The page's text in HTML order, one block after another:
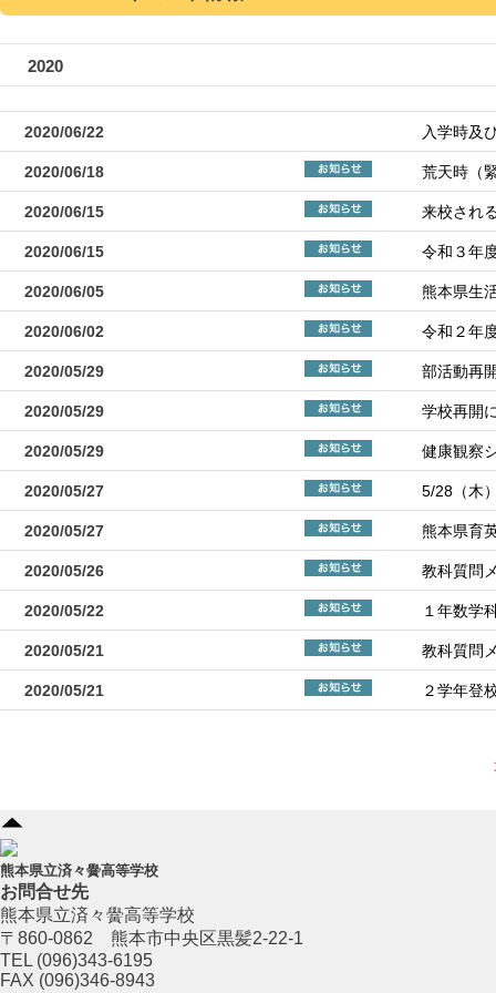
2020
2020/06/22 入学時及
2020/06/18 荒天時（
2020/06/15 来校され
2020/06/15 令和３年
2020/06/05 熊本県生
2020/06/02 令和２年
2020/05/29 部活動再
2020/05/29 学校再開
2020/05/29 健康観察
2020/05/27 5/28（木
2020/05/27 熊本県育
2020/05/26 教科質問
2020/05/22 １年数学
2020/05/21 教科質問
2020/05/21 ２学年登
熊本県立済々黌高等学校
お問合せ先
熊本県立済々黌高等学校
〒860-0862 熊本市中央区黒髪2-22-1
TEL (096)343-6195
FAX (096)346-8943